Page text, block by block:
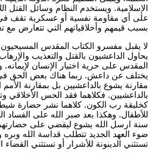
الإسلامية. ويستخدم النظام وسائل القتل
على أي مقاومة نفسية أو عسكرية تقف
بسبب قيمهم وأخلاقياتهم التي تتعارض مع
لا يقبل مفسرو الكتاب المقدس المسيحيون
يحاول الداعشيون بالقتل والتعذيب
المقدس على حرية اختيار الإنسان
يختلف عن داعش. ربما هناك بعض الحق
مقارنة يشوع بالداعشيين بل بمقارنة
بالداعشيين. فكلاهما فقد الحس
كخليقة رب الكون. كلاهما نشر حضارة
سنة ارسل الله يشوع ليقضي على
ضوء العهد الجديد تتطلب قداسة الله وبره
تستثني الدينونة للأشرار أو تستثني